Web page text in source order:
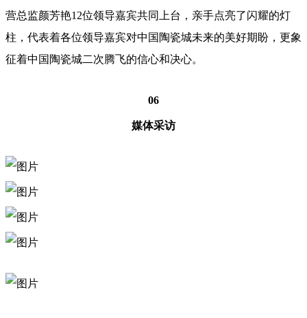
营总监颜芳艳12位领导嘉宾共同上台，亲手点亮了闪耀的灯
柱，代表着各位领导嘉宾对中国陶瓷城未来的美好期盼，更象
征着中国陶瓷城二次腾飞的信心和决心。
06
媒体采访